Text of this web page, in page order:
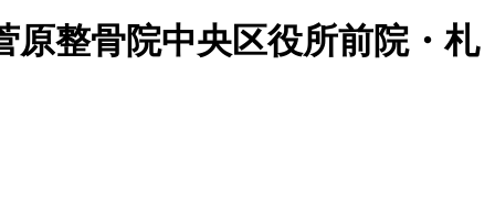
整骨院中央区役所前院・札